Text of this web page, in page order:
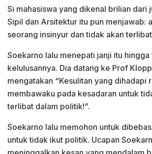
Si mahasiswa yang dikenal brilian dari
Sipil dan Arsitektur itu pun menjawab:
seorang insinyur dan tidak akan
Soekarno lalu menepati janji itu
kelulusannya. Dia datang ke Prof
mengatakan “Kesulitan yang dihadapi
membawaku pada kesadaran untuk
terlibat dalam politik!”.
Soekarno lalu memohon untuk
untuk tidak ikut politik. Ucapan